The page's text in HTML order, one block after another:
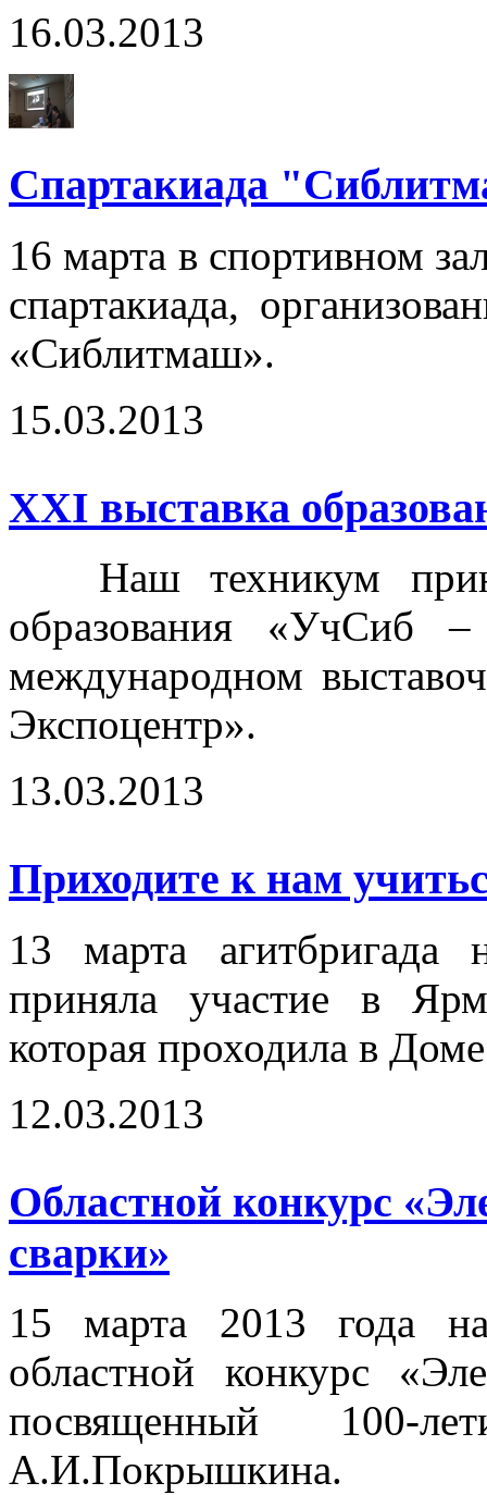
16.03.2013
Спартакиада
16 марта в спортивном
спартакиада,
«Сиблитмаш».
15.03.2013
ХХI выставка
Наш техникум
образования «УчСиб
международном
Экспоцентр».
13.03.2013
Приходите к нам
13 марта агитбригада
приняла участие в
которая проходила в
12.03.2013
Областной конкурс
сварки»
15 марта 2013 года
областной конкурс
посвященный 100-
А.И.Покрышкина.